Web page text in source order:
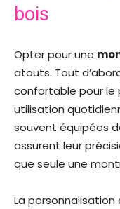
bois
Opter pour une
atouts. Tout
confortable pour le
utilisation
souvent équipées
assurent leur
que seule une
La